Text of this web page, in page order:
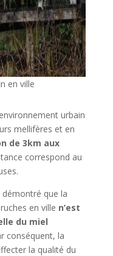
en ville
urbain
mellifères et en
de 3km aux
correspond au
démontré que la
en ville n’est
du miel
conséquent, la
la qualité du